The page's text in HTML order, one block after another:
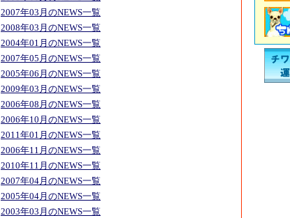
2007年03月のNEWS一覧
2008年03月のNEWS一覧
2004年01月のNEWS一覧
2007年05月のNEWS一覧
2005年06月のNEWS一覧
2009年03月のNEWS一覧
2006年08月のNEWS一覧
2006年10月のNEWS一覧
2011年01月のNEWS一覧
2006年11月のNEWS一覧
2010年11月のNEWS一覧
2007年04月のNEWS一覧
2005年04月のNEWS一覧
2003年03月のNEWS一覧